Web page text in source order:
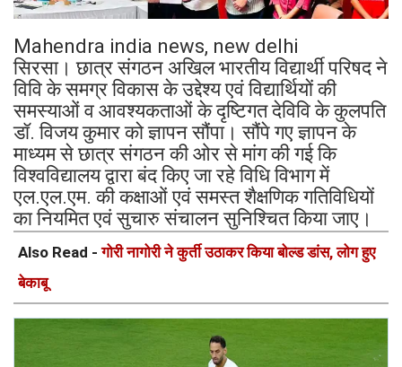
Mahendra india news, new delhi
सिरसा। छात्र संगठन अखिल भारतीय विद्यार्थी परिषद ने
विवि के समग्र विकास के उद्देश्य एवं विद्यार्थियों की
समस्याओं व आवश्यकताओं के दृष्टिगत देविवि के कुलपति
डॉ. विजय कुमार को ज्ञापन सौंपा। सौंपे गए ज्ञापन के
माध्यम से छात्र संगठन की ओर से मांग की गई कि
विश्वविद्यालय द्वारा बंद किए जा रहे विधि विभाग में
एल.एल.एम. की कक्षाओं एवं समस्त शैक्षणिक गतिविधियों
का नियमित एवं सुचारु संचालन सुनिश्चित किया जाए।
Also Read -गोरी नागोरी ने कुर्ती उठाकर किया बोल्ड डांस, लोग हुए
बेकाबू